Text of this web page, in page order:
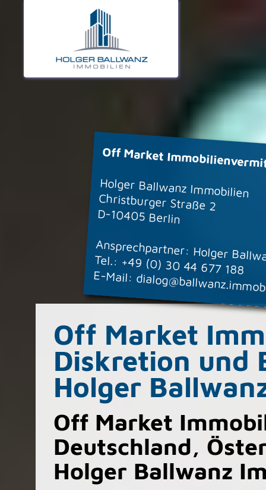
Off Market
Holger Ballwanz Immobilien
Christburger Straße 2
D-10405 Berlin
Ansprechpartner: Holger
Tel.: +49 (0) 30 44 677 188
E-Mail:
Off Market
Diskretion und
Holger
Off Market
Deutschland,
Holger Ballwanz